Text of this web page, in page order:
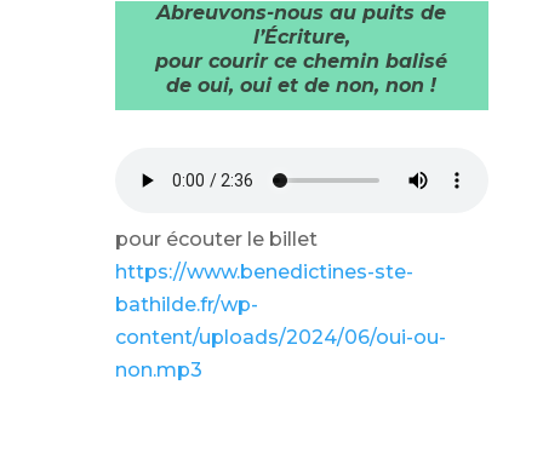
Abreuvons-nous au puits de
l’Écriture,
pour courir ce chemin balisé
de oui, oui et de non, non !
pour écouter le billet
https://www.benedictines-ste-
bathilde.fr/wp-
content/uploads/2024/06/oui-ou-
non.mp3